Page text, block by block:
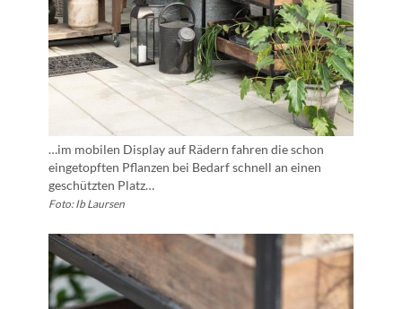
…im mobilen Display auf Rädern fahren die schon
eingetopften Pflanzen bei Bedarf schnell an einen
geschützten Platz…
Foto: Ib Laursen